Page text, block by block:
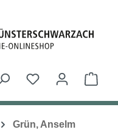
Du hast 0
Grün, Anselm